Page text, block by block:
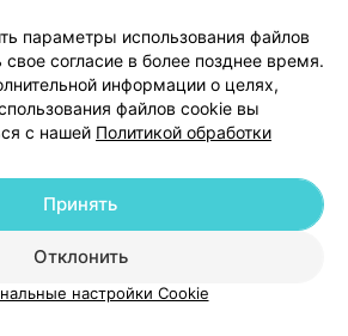
Партнеры
руководителю 103.by
в поддержку
настройки cookie
персональных данных
ВЫ ВЛАДЕЛЕЦ?
параметры использования файлов
согласие в более позднее время.
информации о целях,
файлов cookie вы
с нашей Политикой обработки
Отклонить
Принять
настройки Cookie